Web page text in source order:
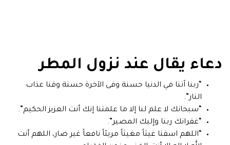
دعاء يقال عند نزول المطر
“ربنا آتنا في الدنيا حسنة وفى الآخرة حسنة وقنا عذاب
النار”.
“سبحانك لا علم لنا إلا ما علمتنا إنك أنت العزيز الحكيم”.
“غفرانك ربنا وإليك المصير”.
“اللهم اسقنا غيثاً مغيثاً مريئاً نافعاً غير ضار، اللهم أنت